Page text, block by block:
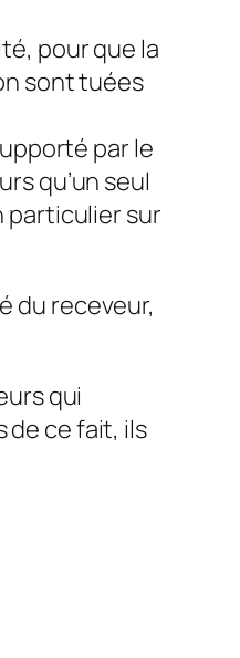
pour que la
sont tuées
par le
qu’un seul
particulier sur
du receveur,
qui
de ce fait, ils